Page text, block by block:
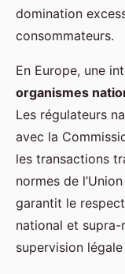
domination
consommateurs.
En Europe, une
organismes
Les régulateurs
avec la
les transactions
normes de
garantit le
national et
supervision